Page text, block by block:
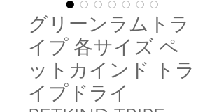
グリーンラムトラ
イプ 各サイズ ペ
ットカインド トラ
イプドライ